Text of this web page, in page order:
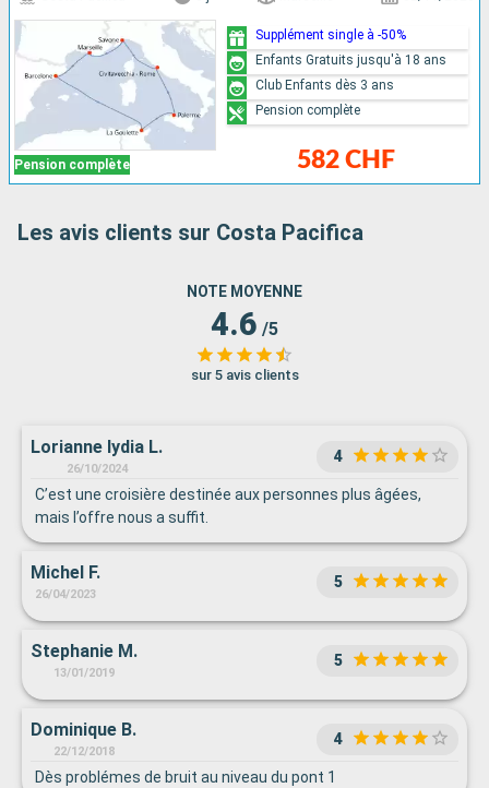
Pension complète 582 CHF
Supplément single à -50%
Enfants Gratuits jusqu'à 18 ans
Club Enfants dès 3 ans
Pension complète
Les avis clients sur Costa Pacifica
NOTE MOYENNE
4.6 /5
sur 5 avis clients
Lorianne lydia L.
26/10/2024
4
C’est une croisière destinée aux personnes plus âgées,
mais l’offre nous a suffit.
Michel F.
26/04/2023
5
Stephanie M.
13/01/2019
5
Dominique B.
22/12/2018
4
Dès problémes de bruit au niveau du pont 1